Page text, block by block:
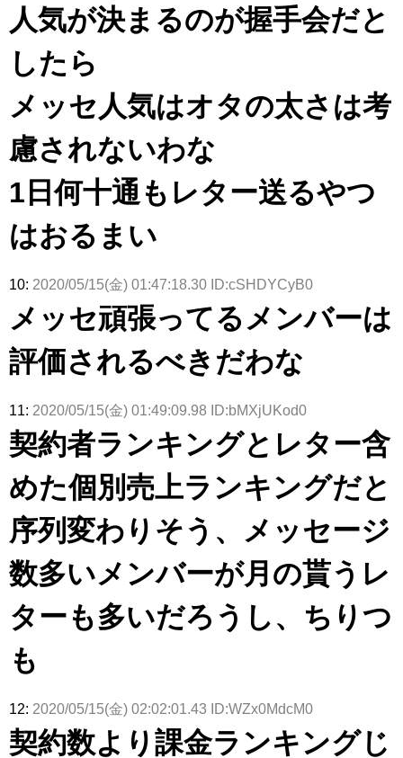
人気が決まるのが握手会だと
したら
メッセ人気はオタの太さは考
慮されないわな
1日何十通もレター送るやつ
はおるまい
10: 2020/05/15(金) 01:47:18.30 ID:cSHDYCyB0
メッセ頑張ってるメンバーは
評価されるべきだわな
11: 2020/05/15(金) 01:49:09.98 ID:bMXjUKod0
契約者ランキングとレター含
めた個別売上ランキングだと
序列変わりそう、メッセージ
数多いメンバーが月の貰うレ
ターも多いだろうし、ちりつ
も
12: 2020/05/15(金) 02:02:01.43 ID:WZx0MdcM0
契約数より課金ランキングじ